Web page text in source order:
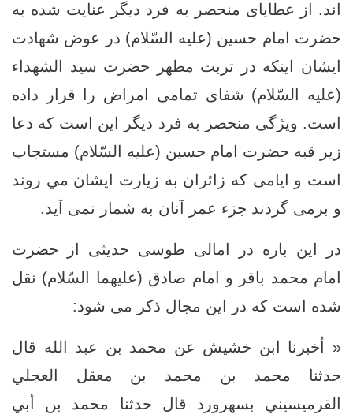
اند. از عطایای منحصر به فرد دیگر عنایت شده به
حضرت امام حسین (علیه السّلام) در عوض شهادت
ایشان اینکه در تربت مطهر حضرت سید الشهداء
(علیه السّلام) شفای تمامی امراض را قرار داده
است. ویژگی منحصر به فرد دیگر این است که دعا
زیر قبه حضرت امام حسین (علیه السّلام) مستجاب
است و ايامى كه زائران به زيارت ایشان مي روند
و برمى ‏گردند جزء عمر آنان به شمار نمی آید.
در این باره در امالی طوسی حدیثی از حضرت
امام محمد باقر و امام صادق (عليهما السّلام) نقل
شده است که در این مجال ذکر می شود:
« أخبرنا ابن خشيش عن محمد بن عبد الله قال
حدثنا محمد بن محمد بن معقل العجلي
القرميسيني بسهرورد قال حدثنا محمد بن أبي